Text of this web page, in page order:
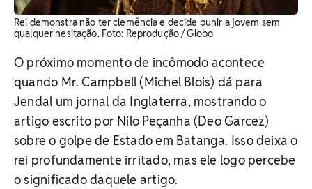
Rei demonstra não ter clemência e decide punir a jovem sem
qualquer hesitação. ​Foto: Reprodução / Globo
O próximo momento de incômodo acontece
quando Mr. Campbell (Michel Blois) dá para
Jendal um jornal da Inglaterra, mostrando o
artigo escrito por Nilo Peçanha (Deo Garcez)
sobre o golpe de Estado em Batanga. Isso deixa o
rei profundamente irritado, mas ele logo percebe
o significado daquele artigo.